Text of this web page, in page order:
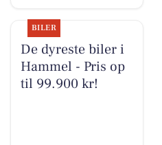
BILER
De dyreste biler i
Hammel - Pris op
til 99.900 kr!